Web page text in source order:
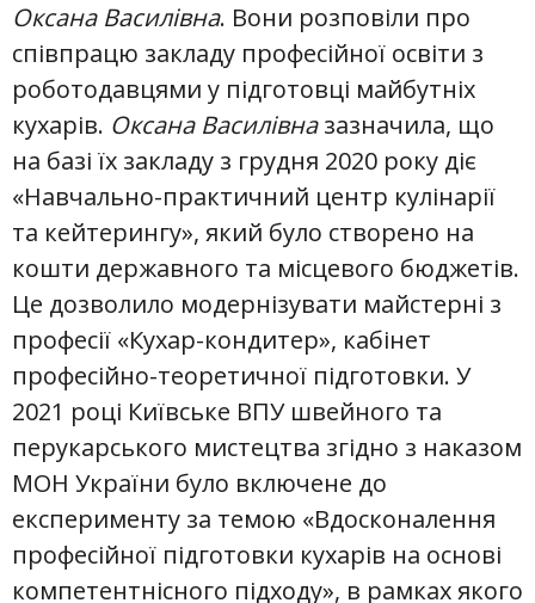
Оксана Василівна. Вони розповіли про
співпрацю закладу професійної освіти з
роботодавцями у підготовці майбутніх
кухарів. Оксана Василівназазначила, що
на базі їх закладу з грудня 2020 року діє
«Навчально-практичний центр кулінарії
та кейтерингу», який було створено на
кошти державного та місцевого бюджетів.
Це дозволило модернізувати майстерні з
професії «Кухар-кондитер», кабінет
професійно-теоретичної підготовки. У
2021 році Київське ВПУ швейного та
перукарського мистецтва згідно з наказом
МОН України було включене до
експерименту за темою «Вдосконалення
професійної підготовки кухарів на основі
компетентнісного підходу», в рамках якого